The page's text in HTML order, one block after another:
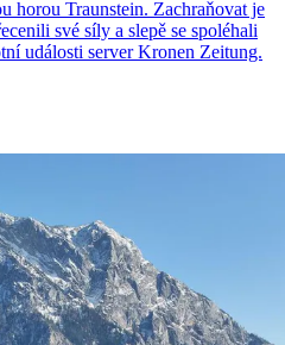
horou Traunstein. Zachraňovat je
své síly a slepě se spoléhali
události server Kronen Zeitung.